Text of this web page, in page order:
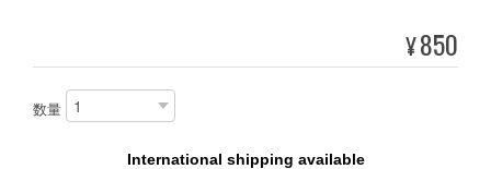
¥850
数量
International shipping available